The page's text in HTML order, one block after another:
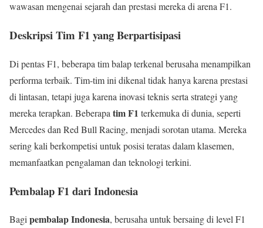
wawasan mengenai sejarah dan prestasi mereka di arena F1.
Deskripsi Tim F1 yang Berpartisipasi
Di pentas F1, beberapa tim balap terkenal berusaha menampilkan
performa terbaik. Tim-tim ini dikenal tidak hanya karena prestasi
di lintasan, tetapi juga karena inovasi teknis serta strategi yang
mereka terapkan. Beberapa tim F1 terkemuka di dunia, seperti
Mercedes dan Red Bull Racing, menjadi sorotan utama. Mereka
sering kali berkompetisi untuk posisi teratas dalam klasemen,
memanfaatkan pengalaman dan teknologi terkini.
Pembalap F1 dari Indonesia
Bagipembalap Indonesia, berusaha untuk bersaing di level F1